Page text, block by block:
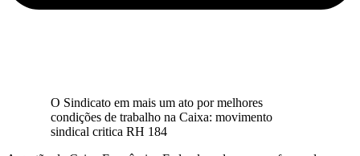
O Sindicato em mais um ato por melhores
condições de trabalho na Caixa: movimento
sindical critica RH 184